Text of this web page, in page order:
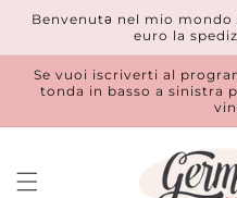
direttamente
Benvenutǝ nel mio
euro la
Se vuoi iscriverti al
tonda in basso a sinistra